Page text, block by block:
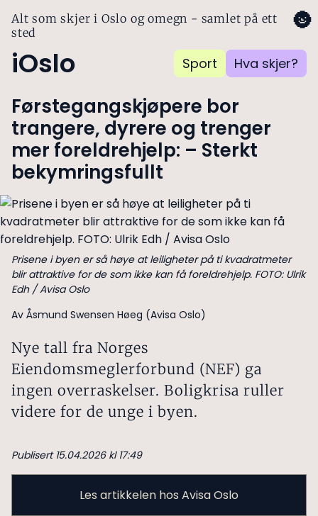
Alt som skjer i Oslo og omegn - samlet på ett
sted
iOslo Sport Hva skjer?
🌚
Førstegangskjøpere bor
trangere, dyrere og trenger
mer foreldrehjelp: – Sterkt
bekymringsfullt
Prisene i byen er så høye at leiligheter på ti kvadratmeter
blir attraktive for de som ikke kan få foreldrehjelp. FOTO: Ulrik
Edh / Avisa Oslo
Av Åsmund Swensen Høeg (Avisa Oslo)
Nye tall fra Norges
Eiendomsmeglerforbund (NEF) ga
ingen overraskelser. Boligkrisa ruller
videre for de unge i byen.
Publisert 15.04.2026 kl 17:49
Les artikkelen hos Avisa Oslo